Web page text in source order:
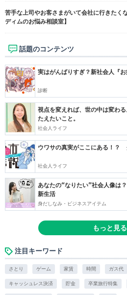
苦手な上司やお客さまがいて会社に行きたく
ディムのお悩み相談室】
話題のコンテンツ
実はがんばりすぎ？新社会人『
診断
視点を変えれば、世の中は変わ
たえたいこと。
社会人ライフ
ウワサの真実がここにある！？
社会人ライフ
あなたの“なりたい”社会人像は
新生活
身だしなみ・ビジネスアイテム
もっと見る
注目キーワード
さとり ゲーム 家賃 時間 ガス代
キャッシュレス決済 貯金 卒業旅行特集